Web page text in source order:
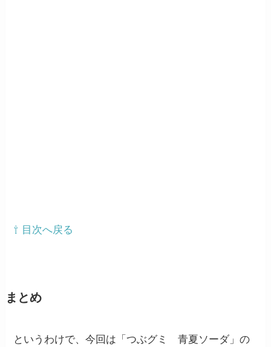
⇧ 目次へ戻る
まとめ
というわけで、今回は「つぶグミ 青夏ソーダ」の